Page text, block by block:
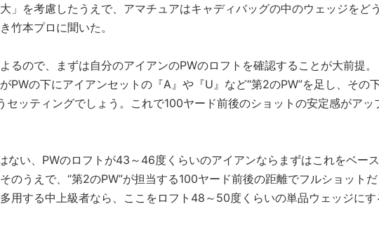
」を考慮したうえで、アマチュアはキャディバッグの中のウェッジをど
竹本プロに聞いた。
るので、まずは自分のアイアンのPWのロフトを確認することが大前提。
PWの下にアイアンセットの『A』や『U』など“第2のPW”を足し、その
セッティングでしょう。これで100ヤード前後のショットの安定感がアッ
ない、PWのロフトが43～46度くらいのアイアンならまずはこれをベース
のうえで、“第2のPW”が担当する100ヤード前後の距離でフルショットだ
用する中上級者なら、ここをロフト48～50度くらいの単品ウェッジにす